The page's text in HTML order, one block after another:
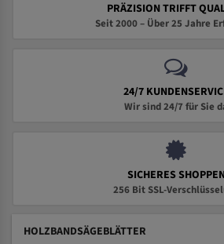
PRÄZISION TRIFFT
Seit 2000 – Über 25 Jahre
24/7
Wir sind 24/7 für Sie
SICHERES
256 Bit SSL-
HOLZBANDSÄGEBLÄTTER